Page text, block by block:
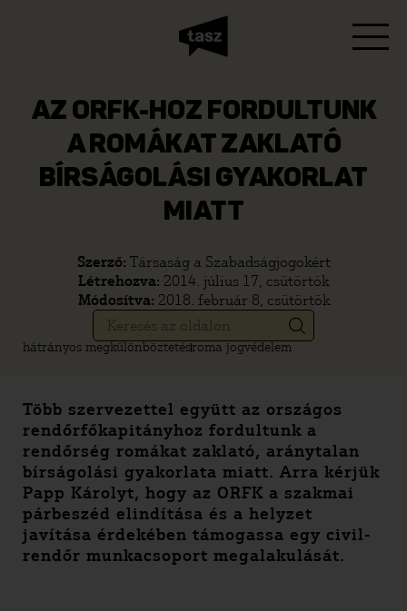
AZ ORFK-HOZ FORDULTUNK
A ROMÁKAT ZAKLATÓ
BÍRSÁGOLÁSI GYAKORLAT
MIATT
Szerző: Társaság a Szabadságjogokért
Létrehozva: 2014. július 17, csütörtök
Módosítva: 2018. február 8, csütörtök
hátrányos megkülönböztetésroma jogvédelem
Több szervezettel együtt az országos
rendőrfőkapitányhoz fordultunk a
rendőrség romákat zaklató, aránytalan
bírságolási gyakorlata miatt. Arra kérjük
Papp Károlyt, hogy az ORFK a szakmai
párbeszéd elindítása és a helyzet
javítása érdekében támogassa egy civil-
rendőr munkacsoport megalakulását.